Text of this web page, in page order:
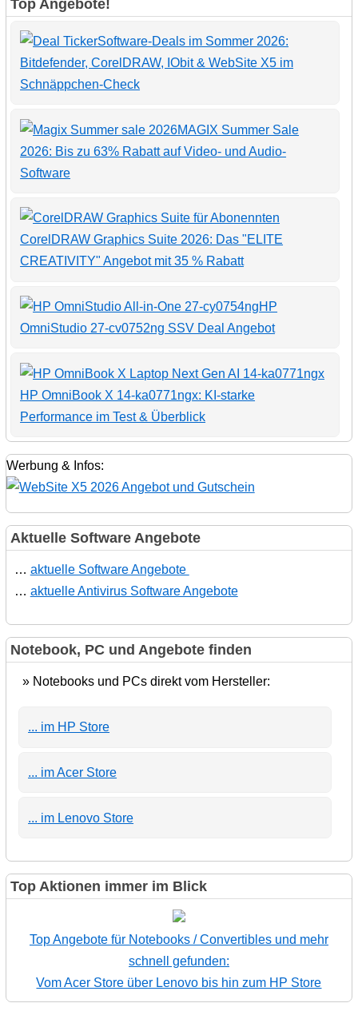
Top Angebote!
Software-Deals im Sommer 2026:
Bitdefender, CorelDRAW, IObit & WebSite X5 im
Schnäppchen-Check
MAGIX Summer Sale
2026: Bis zu 63% Rabatt auf Video- und Audio-
Software
CorelDRAW Graphics Suite 2026: Das "ELITE
CREATIVITY" Angebot mit 35 % Rabatt
HP
OmniStudio 27-cv0752ng SSV Deal Angebot
HP OmniBook X 14-ka0771ngx: KI-starke
Performance im Test & Überblick
Werbung & Infos:
Aktuelle Software Angebote
… aktuelle Software Angebote
… aktuelle Antivirus Software Angebote
Notebook, PC und Angebote finden
» Notebooks und PCs direkt vom Hersteller:
... im HP Store
... im Acer Store
... im Lenovo Store
Top Aktionen immer im Blick
Top Angebote für Notebooks / Convertibles und mehr
schnell gefunden:
Vom Acer Store über Lenovo bis hin zum HP Store